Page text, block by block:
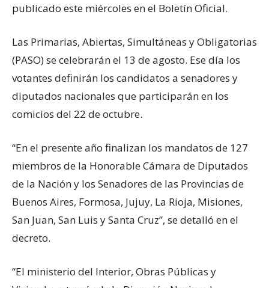
publicado este miércoles en el Boletín Oficial.
Las Primarias, Abiertas, Simultáneas y Obligatorias
(PASO) se celebrarán el 13 de agosto. Ese día los
votantes definirán los candidatos a senadores y
diputados nacionales que participarán en los
comicios del 22 de octubre.
“En el presente año finalizan los mandatos de 127
miembros de la Honorable Cámara de Diputados
de la Nación y los Senadores de las Provincias de
Buenos Aires, Formosa, Jujuy, La Rioja, Misiones,
San Juan, San Luis y Santa Cruz”, se detalló en el
decreto.
“El ministerio del Interior, Obras Públicas y